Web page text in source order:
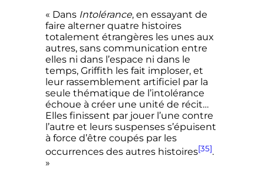
« Dans Intolérance, en essayant de
faire alterner quatre histoires
totalement étrangères les unes aux
autres, sans communication entre
elles ni dans l’espace ni dans le
temps, Griffith les fait imploser, et
leur rassemblement artificiel par la
seule thématique de l’intolérance
échoue à créer une unité de récit…
Elles finissent par jouer l’une contre
l’autre et leurs suspenses s’épuisent
à force d’être coupés par les
occurrences des autres histoires[35].
»